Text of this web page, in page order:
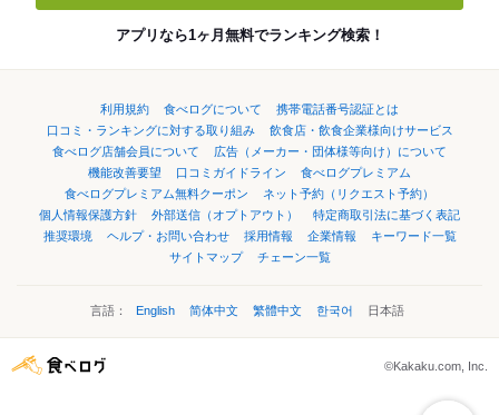
アプリなら1ヶ月無料でランキング検索！
利用規約 食べログについて
携帯電話番号認証とは
口コミ・ランキングに対する取り組み
飲食店・飲食企業様向けサービス
食べログ店舗会員について
広告（メーカー・団体様等向け）について
機能改善要望
口コミガイドライン
食べログプレミアム
食べログプレミアム無料クーポン
ネット予約（リクエスト予約）
個人情報保護方針
外部送信（オプトアウト）
特定商取引法に基づく表記
推奨環境
ヘルプ・お問い合わせ 採用情報 企業情報
キーワード一覧
サイトマップ
チェーン一覧
言語： English 简体中文 繁體中文 한국어 日本語
©Kakaku.com, Inc.